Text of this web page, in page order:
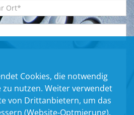
Cookies, die notwendig
zu nutzen. Weiter verwendet
von Drittanbietern, um das
(Website-Optmierung).